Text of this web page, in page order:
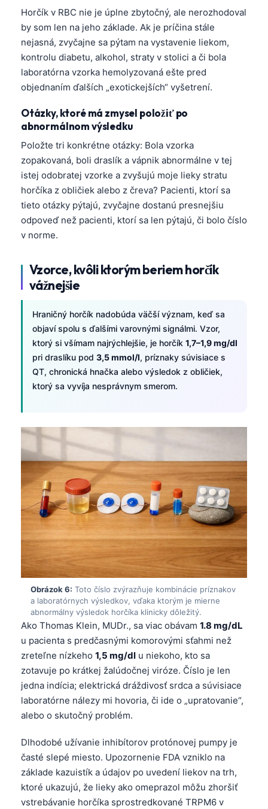
Horčík v RBC nie je úplne zbytočný, ale nerozhodoval
by som len na jeho základe. Ak je príčina stále
nejasná, zvyčajne sa pýtam na vystavenie liekom,
kontrolu diabetu, alkohol, straty v stolici a či bola
laboratórna vzorka hemolyzovaná ešte pred
objednaním ďalších „exotickejších“ vyšetrení.
Otázky, ktoré má zmysel položiť po
abnormálnom výsledku
Položte tri konkrétne otázky: Bola vzorka
zopakovaná, boli draslík a vápnik abnormálne v tej
istej odobratej vzorke a zvyšujú moje lieky stratu
horčíka z obličiek alebo z čreva? Pacienti, ktorí sa
tieto otázky pýtajú, zvyčajne dostanú presnejšiu
odpoveď než pacienti, ktorí sa len pýtajú, či bolo číslo
v norme.
Vzorce, kvôli ktorým beriem horčík
vážnejšie
Hraničný horčík nadobúda väčší význam, keď sa
objaví spolu s ďalšími varovnými signálmi. Vzor,
ktorý si všímam najrýchlejšie, je horčík 1,7–1,9 mg/dl
pri draslíku pod 3,5 mmol/l, príznaky súvisiace s
QT, chronická hnačka alebo výsledok z obličiek,
ktorý sa vyvíja nesprávnym smerom.
Obrázok 6: Toto číslo zvýrazňuje kombinácie príznakov
a laboratórnych výsledkov, vďaka ktorým je mierne
abnormálny výsledok horčíka klinicky dôležitý.
Ako Thomas Klein, MUDr., sa viac obávam 1.8 mg/dL
u pacienta s predčasnými komorovými sťahmi než
zreteľne nízkeho 1,5 mg/dl u niekoho, kto sa
zotavuje po krátkej žalúdočnej viróze. Číslo je len
jedna indícia; elektrická dráždivosť srdca a súvisiace
laboratórne nálezy mi hovoria, či ide o „upratovanie“,
alebo o skutočný problém.
Dlhodobé užívanie inhibítorov protónovej pumpy je
časté slepé miesto. Upozornenie FDA vzniklo na
základe kazuistík a údajov po uvedení liekov na trh,
ktoré ukazujú, že lieky ako omeprazol môžu zhoršiť
vstrebávanie horčíka sprostredkované TRPM6 v
ಕನ್ನಡ
Bahasa Melayu
Tiếng Việt
Tagalog
ไทย
ဗမာစာ
ភាសាខ្មែរ
Kiswahili
አማርኛ
Українська
Català
Қазақ тілі
Suomi
Hrvatski
كوردی‎
پښتو
سنڌي
සිංහල
Galego
Latviešu valoda
Македонски јазик
Euskara
Occitan
العربية المغربية
Монгол
ພາສາລາວ
Basa Jawa
Cebuano
ئۇيغۇرچە
Кыргызча
Татар теле
Беларуская мова
Esperanto
Frysk
Ślōnskŏ gŏdka
Norsk bokmål